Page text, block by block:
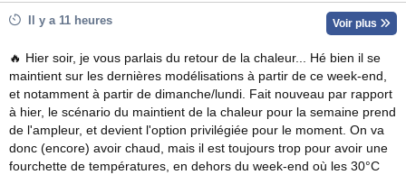
Il y a 11 heures Voir plus
🔥 Hier soir, je vous parlais du retour de la chaleur... Hé bien il se
maintient sur les dernières modélisations à partir de ce week-end,
et notamment à partir de dimanche/lundi. Fait nouveau par rapport
à hier, le scénario du maintient de la chaleur pour la semaine prend
de l'ampleur, et devient l'option privilégiée pour le moment. On va
donc (encore) avoir chaud, mais il est toujours trop pour avoir une
fourchette de températures, en dehors du week-end où les 30°C